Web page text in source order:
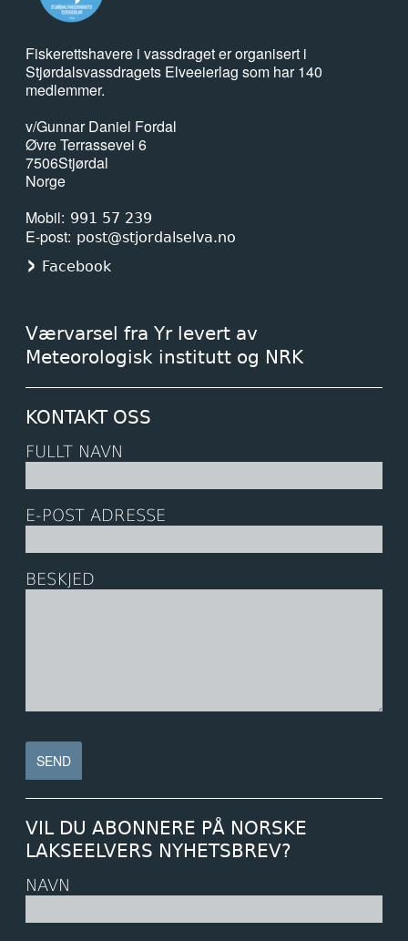
Fiskerettshavere i vassdraget er organisert i
Stjørdalsvassdragets Elveeierlag som har 140
medlemmer.
v/Gunnar Daniel Fordal
Øvre Terrassevei 6
7506Stjørdal
Norge
Mobil
991 57 239
E-post post@stjordalselva.no
Facebook
Værvarsel fra Yr levert av
Meteorologisk institutt og NRK
KONTAKT OSS
FULLT NAVN
E-POST ADRESSE
BESKJED
VIL DU ABONNERE PÅ NORSKE
LAKSEELVERS NYHETSBREV?
NAVN